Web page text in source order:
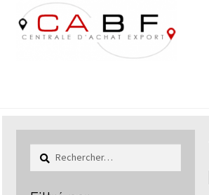
Aller
à
la
Aller
au
contenu
Rechercher :